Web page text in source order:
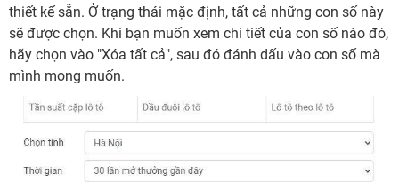
thiết kế sẵn. Ở trạng thái mặc định, tất cả những con số này
sẽ được chọn. Khi bạn muốn xem chi tiết của con số nào đó,
hãy chọn vào "Xóa tất cả", sau đó đánh dấu vào con số mà
mình mong muốn.